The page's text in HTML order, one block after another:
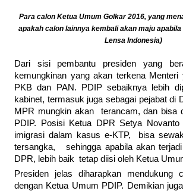
Para calon Ketua Umum Golkar 2016, yang
apakah calon lainnya kembali akan maju
Lensa Indonesia)
Dari sisi pembantu presiden yang
kemungkinan yang akan terkena Menteri
PKB dan PAN. PDIP sebaiknya lebih
kabinet, termasuk juga sebagai pejabat di
MPR mungkin akan terancam, dan bisa
PDIP. Posisi Ketua DPR Setya Novanto
imigrasi dalam kasus e-KTP, bisa
tersangka, sehingga apabila akan terjadi
DPR, lebih baik tetap diisi oleh Ketua
Presiden jelas diharapkan mendukung
dengan Ketua Umum PDIP. Demikian